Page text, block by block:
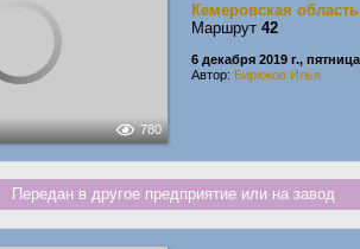
780
Кемеровская
Маршрут 42
6 декабря 2019 г., пятница
Автор: Бирюков Илья
Передан в другое предприятие или на завод